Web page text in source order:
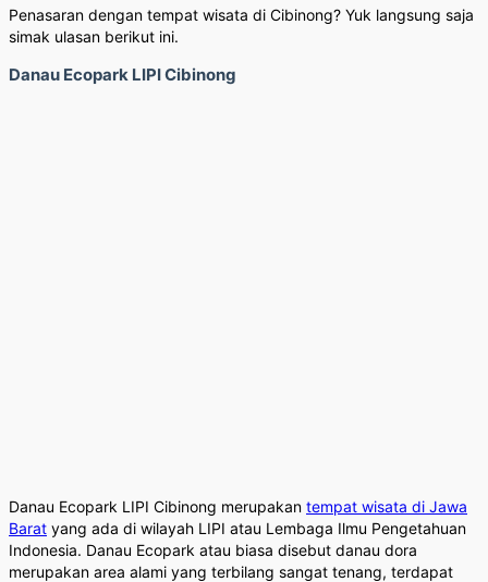
Penasaran dengan tempat wisata di Cibinong? Yuk langsung saja
simak ulasan berikut ini.
Danau Ecopark LIPI Cibinong
Danau Ecopark LIPI Cibinong merupakan tempat wisata di Jawa
Barat yang ada di wilayah LIPI atau Lembaga Ilmu Pengetahuan
Indonesia. Danau Ecopark atau biasa disebut danau dora
merupakan area alami yang terbilang sangat tenang, terdapat